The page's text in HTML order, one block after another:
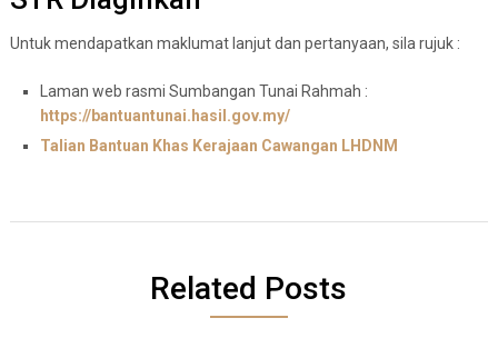
Untuk mendapatkan maklumat lanjut dan pertanyaan, sila rujuk :
Laman web rasmi Sumbangan Tunai Rahmah :
https://bantuantunai.hasil.gov.my/
Talian Bantuan Khas Kerajaan Cawangan LHDNM
Related Posts